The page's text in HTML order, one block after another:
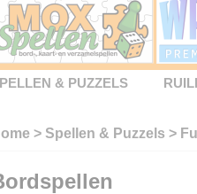
& PUZZELS
> Spellen & Puzzels >